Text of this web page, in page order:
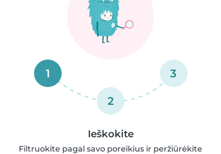
1
2
3
Ieškokite
Filtruokite pagal savo poreikius ir peržiūrėkite